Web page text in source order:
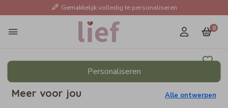
Gemakkelijk volledig te personaliseren
0
Personaliseren
Meer voor jou Alle ontwerpen